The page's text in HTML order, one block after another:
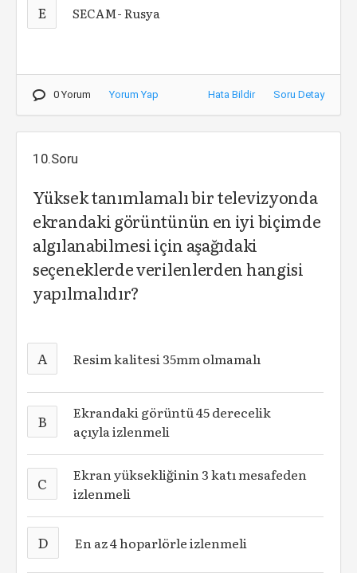
E SECAM- Rusya
0 Yorum Yorum Yap Hata Bildir Soru Detay
10.Soru
Yüksek tanımlamalı bir televizyonda
ekrandaki görüntünün en iyi biçimde
algılanabilmesi için aşağıdaki
seçeneklerde verilenlerden hangisi
yapılmalıdır?
A Resim kalitesi 35mm olmamalı
B
Ekrandaki görüntü 45 derecelik
açıyla izlenmeli
C
Ekran yüksekliğinin 3 katı mesafeden
izlenmeli
D En az 4 hoparlörle izlenmeli